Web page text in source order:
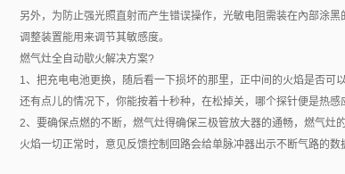
另外，为防止强光照直射而产生错误操作，光敏电阻需装在內部涂黑
调整装置能用来调节其敏感度。
燃气灶全自动歇火解决方案?
1、把充电电池更换，随后看一下损坏的那里，正中间的火焰是否可
还有点儿的情况下，你能按着十秒种，在松掉关，哪个探针便是热感
2、要确保点燃的不断，燃气灶得确保三极管放大器的通畅，燃气灶
火焰一切正常时，意见反馈控制回路会给单脉冲器出示不断气路的数